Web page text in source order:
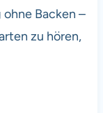
Backen –
zu hören,